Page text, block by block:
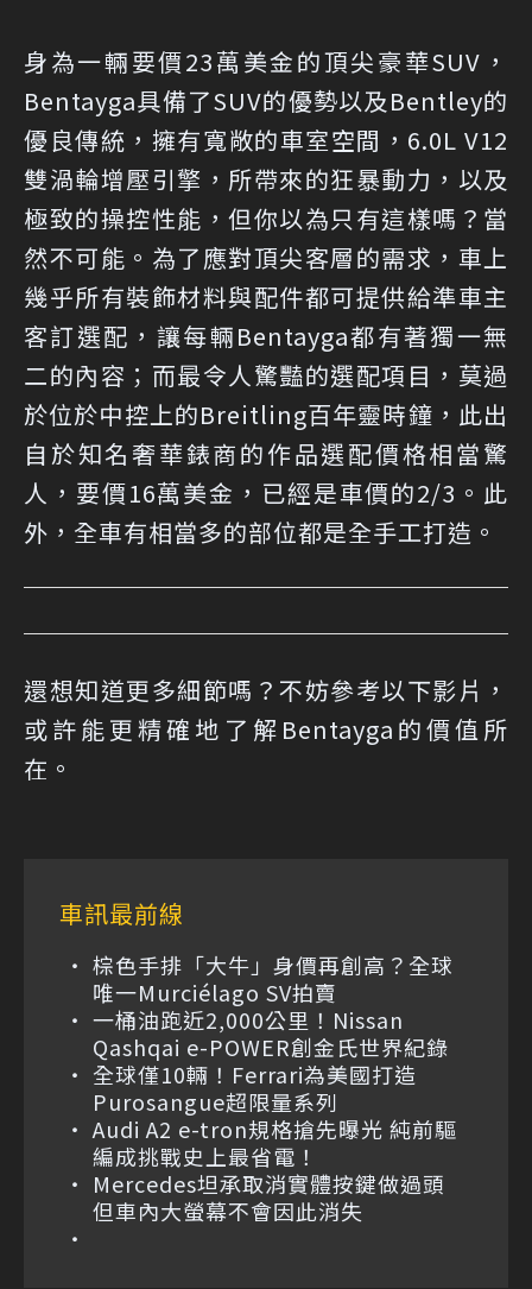
身為一輛要價23萬美金的頂尖豪華SUV，
Bentayga具備了SUV的優勢以及Bentley的
優良傳統，擁有寬敞的車室空間，6.0L V12
雙渦輪增壓引擎，所帶來的狂暴動力，以及
極致的操控性能，但你以為只有這樣嗎？當
然不可能。為了應對頂尖客層的需求，車上
幾乎所有裝飾材料與配件都可提供給準車主
客訂選配，讓每輛Bentayga都有著獨一無
二的內容；而最令人驚豔的選配項目，莫過
於位於中控上的Breitling百年靈時鐘，此出
自於知名奢華錶商的作品選配價格相當驚
人，要價16萬美金，已經是車價的2/3。此
外，全車有相當多的部位都是全手工打造。
還想知道更多細節嗎？不妨參考以下影片，
或許能更精確地了解Bentayga的價值所
在。
車訊最前線
棕色手排「大牛」身價再創高？全球
唯一Murciélago SV拍賣
一桶油跑近2,000公里！Nissan
Qashqai e-POWER創金氏世界紀錄
全球僅10輛！Ferrari為美國打造
Purosangue超限量系列
Audi A2 e-tron規格搶先曝光 純前驅
編成挑戰史上最省電！
Mercedes坦承取消實體按鍵做過頭
但車內大螢幕不會因此消失